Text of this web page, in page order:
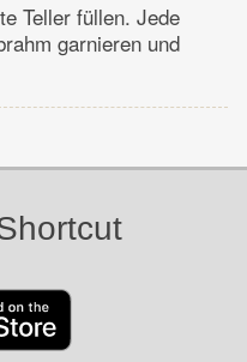
Teller füllen. Jede
garnieren und